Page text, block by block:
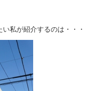
私が紹介するのは・・・